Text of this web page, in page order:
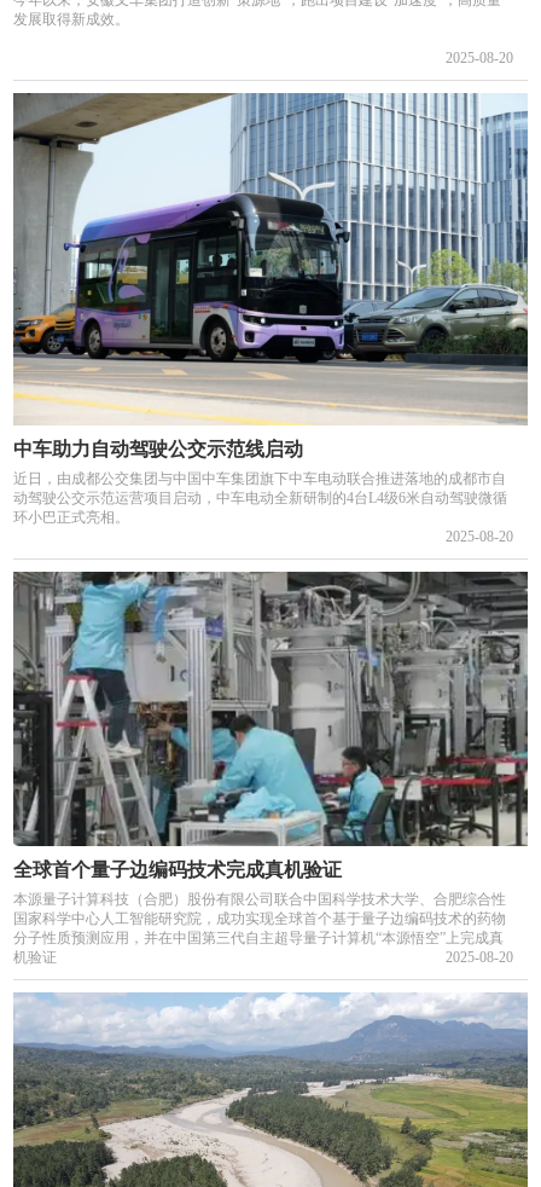
发展取得新成效。
2025-08-20
中车助力自动驾驶公交示范线启动
近日，由成都公交集团与中国中车集团旗下中车电动联合推进落地的成都市自
动驾驶公交示范运营项目启动，中车电动全新研制的4台L4级6米自动驾驶微循
环小巴正式亮相。
2025-08-20
全球首个量子边编码技术完成真机验证
本源量子计算科技（合肥）股份有限公司联合中国科学技术大学、合肥综合性
国家科学中心人工智能研究院，成功实现全球首个基于量子边编码技术的药物
分子性质预测应用，并在中国第三代自主超导量子计算机“本源悟空”上完成真
机验证
2025-08-20